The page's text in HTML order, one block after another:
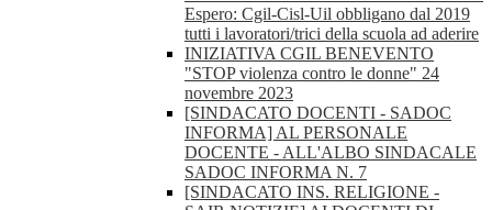
Espero: Cgil-Cisl-Uil obbligano dal 2019
tutti i lavoratori/trici della scuola ad aderire
INIZIATIVA CGIL BENEVENTO
"STOP violenza contro le donne" 24
novembre 2023
[SINDACATO DOCENTI - SADOC
INFORMA] AL PERSONALE
DOCENTE - ALL'ALBO SINDACALE
SADOC INFORMA N. 7
[SINDACATO INS. RELIGIONE -